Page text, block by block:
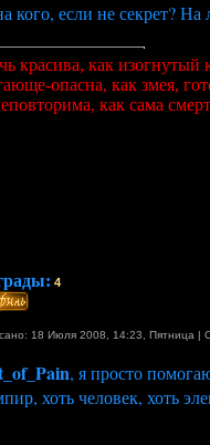
кого, если не секрет?
красива, как изогнутый
опасна, как змея,
как сама
4
18 Июля 2008, 14:23, Пятница |
, я просто
хоть человек, хоть